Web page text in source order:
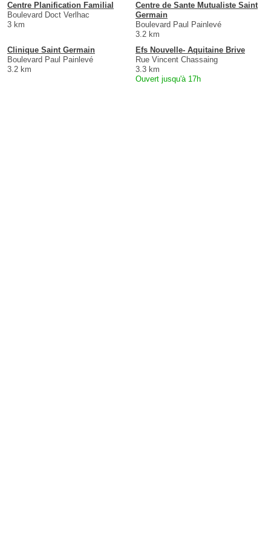
Centre Planification Familial
Boulevard Doct Verlhac
3 km
Centre de Sante Mutualiste Saint
Germain
Boulevard Paul Painlevé
3.2 km
Clinique Saint Germain
Boulevard Paul Painlevé
3.2 km
Efs Nouvelle- Aquitaine Brive
Rue Vincent Chassaing
3.3 km
Ouvert jusqu'à 17h